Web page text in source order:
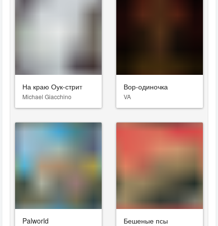
На краю Оук-стрит
Michael Giacchino
Вор-одиночка
VA
Palworld Бешеные псы